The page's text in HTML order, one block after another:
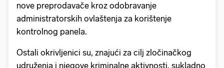
nove preprodavače kroz odobravanje
administratorskih ovlaštenja za korištenje
kontrolnog panela.
Ostali okrivljenici su, znajući za cilj zločinačkog
udruženja i njegove kriminalne aktivnosti, sukladno